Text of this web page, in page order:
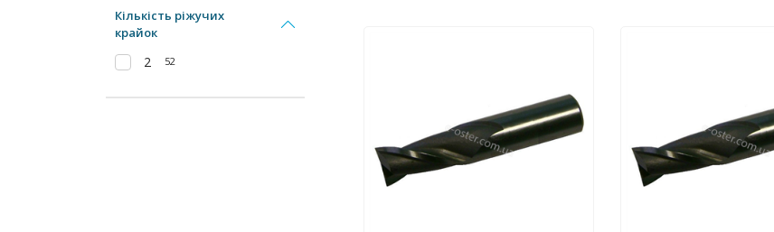
Кількість ріжучих
крайок
2 52